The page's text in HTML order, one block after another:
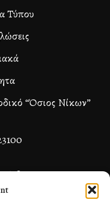
Τύπου
“Όσιος Νίκων”